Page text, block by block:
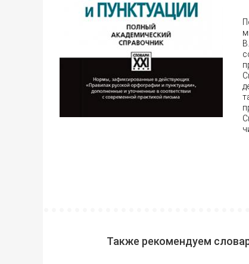
Также рекомендуем